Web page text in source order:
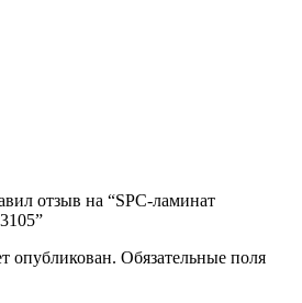
отзыв на “SPC-ламинат
опубликован. Обязательные поля